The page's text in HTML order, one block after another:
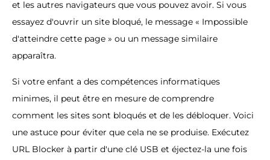
et les autres navigateurs que vous pouvez avoir. Si vous
essayez d'ouvrir un site bloqué, le message « Impossible
d'atteindre cette page » ou un message similaire
apparaîtra.
Si votre enfant a des compétences informatiques
minimes, il peut être en mesure de comprendre
comment les sites sont bloqués et de les débloquer. Voici
une astuce pour éviter que cela ne se produise. Exécutez
URL Blocker à partir d'une clé USB et éjectez-la une fois